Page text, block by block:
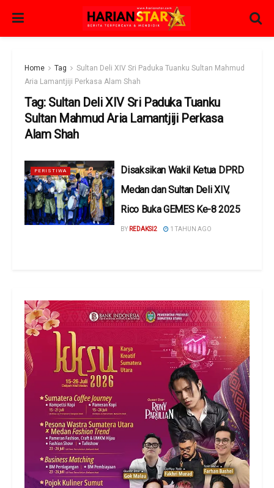
Home Tag
Sultan Deli XIV Sri Paduka Tuanku Sultan Mahmud
Aria Lamantjiji Perkasa Alam Shah
Tag: Sultan Deli XIV Sri Paduka Tuanku
Sultan Mahmud Aria Lamantjiji Perkasa
Alam Shah
PERISTIWA
Disaksikan Wakil Ketua DPRD
Medan dan Sultan Deli XIV,
Rico Buka GEMES Ke-8 2025
BY REDAKSI2 1 TAHUN AGO